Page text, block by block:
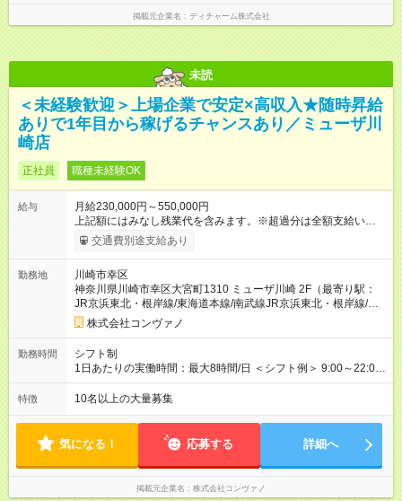
掲載元企業名 ディチャーム株式会社
未読
＜未経験歓迎＞上場企業で安定×高収入★随時昇給
ありで1年目から稼げるチャンスあり／ミューザ川
崎店
正社員 職種未経験OK
給与
月給230,000円～550,000円
上記額にはみなし残業代を含みます。※超過分は全額支給いたし
ます。 みなし残業代 8,940円／月 みなし残業時間 5.5時間／月
上記には、月5.5時間分のみなし残業代(8，940円)を含む。超過
円～ （期間中は契約社員） ※社内基準を満たした場合は、その
後正規登用可 【年収例】 ◆エリアマネージャー 月給25万円＋役
職手当3万円＋インセン14万5，781円＝42万5，781円 ◆店長
月給 25万円＋役職手当1万円＋インセン8万2，547円＝34万2，
547円 ◆社員(役職なし) 月給23万円＋インセン1万4701円＝24
万4，701円 ＜別途支給手当＞ ・インセンティブ：月10万円以
上も可能！ ・賞与：年2回(6月/12月)※業績による ・交通費：月
たり) ・回数：随時 ・反映時期：次月の給与から ・評価手法：
社内評価に基づく ※あなたの頑張りをしっかり評価します！で
きることが増えるほどお給料に反映される環境です。 【試用期
間】試用期間あり 試用期間の長さ：6ヶ月 ※ 雇用形態と給与
に、本採用時と異なる部分があります。 雇用形態：中途採用
（契約社員） 給与：月給 220,000円以上 上記額にはみなし残業
代 8,552円／月 みなし残業時間 5.5時間／月
交通費別途支給あり
勤務地
川崎市幸区
神奈川県川崎市幸区大宮町1310 ミューザ川崎 2F（最寄り駅：
JR京浜東北・根岸線/東海道本線/南武線JR京浜東北・根岸線/東
海道本線/南武線）
株式会社コンヴァノ
勤務時間
シフト制
1日あたりの実働時間：最大8時間/日 ＜シフト例＞ 9:00～22:00
でのシフト制（実働8時間／休憩60分） ※月平均の残業時間は、
17時間以下です。 ※営業時間は【平日】11：00～22：00、【土
に準じます。
特徴 10名以上の大量募集
気になる！ 応募する 詳細へ
掲載元企業名 株式会社コンヴァノ